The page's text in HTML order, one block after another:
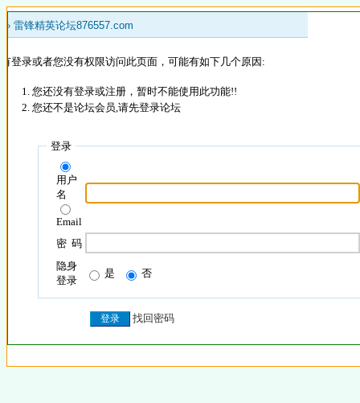
» 雷锋精英论坛876557.com
登录或者您没有权限访问此页面，可能有如下几个原因:
您还没有登录或注册，暂时不能使用此功能!!
您还不是论坛会员,请先登录论坛
登录
用户
名
Email
密 码
隐身
登录
是 否
找回密码